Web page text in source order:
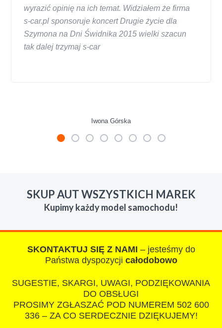
wyrazić opinię na ich temat. Widziałem że firma
s-car.pl sponsoruje koncert Drugie życie dla
Szymona na Dni Świdnika 2015 wielki szacun
tak dalej trzymaj s-car
Iwona Górska
roznym stanie i roznym wieku, za kazdym
razem z laweta ten sam przesympatyczny,
czlowiek. Doradzil telefonicznie, zaproponowal
rozsadna cene i od reki zalatwil sprawe. Jesli
nie chcecie natknac sie na spaslych
polecam s-car.pl
SKUP AUT WSZYSTKICH MAREK
Kupimy każdy model samochodu!
SKONTAKTUJ SIĘ Z NAMI – jesteśmy do
Państwa dyspozycji całodobowo
SUGESTIE, SKARGI, UWAGI, PODZIĘKOWANIA
DO OBSŁUGI
PROSIMY ZGŁASZAĆ POD NUMEREM 502 600
336 – ZA CO SERDECZNIE DZIĘKUJEMY!